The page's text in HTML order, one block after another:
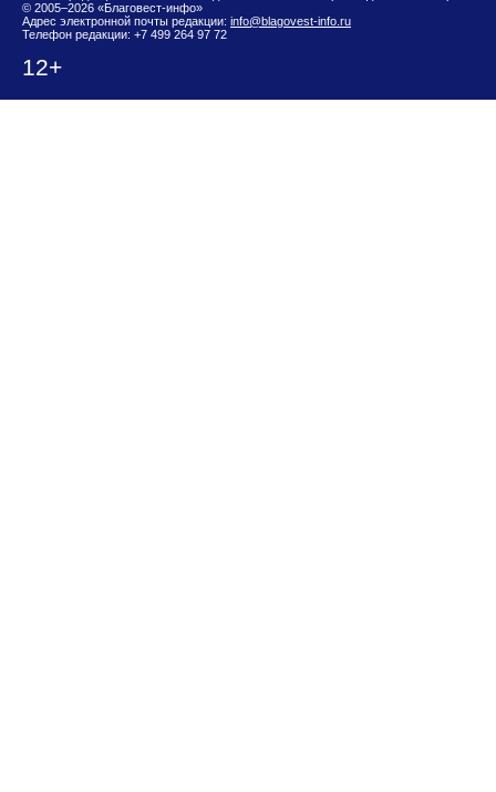
© 2005–2026 «Благовест-инфо»
Адрес электронной почты редакции: info@blagovest-info.ru
Телефон редакции: +7 499 264 97 72
12+